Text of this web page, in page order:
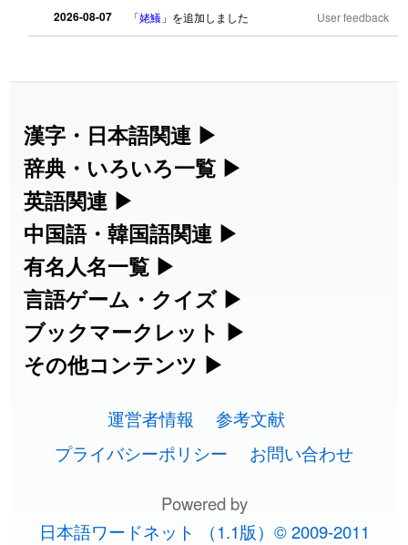
2026-08-07 「姥鱶 」を追加しました User feedback
2026-08-06 「 」のイメージを追加しました
2026-08-06 「 元旦」のイメージを追加しました
2026-08-06 「
2026-08-06
2026-08-06 胆石」のイメージを追加しました
2026-08-06 「下取」のイメージを追加しました
2026-08-06 「無性 」のイメージを追加しました
2026-08-06 「黃」のイメージを追加しました
2026-08-06 「 」のイメージを追加しました User feedback
」のイメージを追加しました
漢字・日本語関連 ▶
漢字の読み方検索、手書き入力、書き順
練習など、日本語学習に役立つツールを
集めています。
人名漢字辞典 - 読み方検索
手書き漢字入力
漢字の書き方・書き順 書き取り練習
ひらがなの書き方・書き順
カタカナの書き方・書き順
辞典・いろいろ一覧 ▶
部首・画数別の漢字一覧、熟語辞典、地
名・駅名検索など、各種リファレンスツ
ールです。
部首画数別漢字一覧
常用漢字一覧
画数別なまえ漢字一覧
名前イメージイラスト一覧
英語関連 ▶
カタカナ語・略語の意味検索、発音記
号、リスニング練習など英語学習ツール
です。
カタカナ語の意味・発音・類語辞典
英語の発音記号一覧
英単語リスニングテスト
英語の意味・発音の違い
中国語・韓国語関連 ▶
中国語のピンイン変換、韓国語の手書き
入力など、アジア言語学習ツールです。
手書き中国語入力 変換ツール
韓国語手書き入力
外国語翻訳ツール
有名人名一覧 ▶
海外セレブやスポーツ選手の名前の読み
方・発音を確認できます。
海外有名人の苗字・名前一覧と発音
プレミアリーグ選手名一覧
WEリーグ選手名一覧
言語ゲーム・クイズ ▶
四字熟語パズルや漢字クイズなど、楽し
みながら学べるゲームです。
有名人名前読みクイズ（毎日更新）
四字熟語デイリー穴埋めクイズ（毎日
ブックマークレット ▶
ブラウザに登録して、どのサイトからで
す。
漢字読み方検索ブックマークレット
英語・カタカナ語意味検索ブックマー
その他コンテンツ ▶
その他の便利ツールです。
絵文字の意味と使い方
トレンドワード・イメージギャラリ
運営者情報
参考文献
プライバシーポリシー
お問い合わせ
Powered by
日本語ワードネット （1.1版）© 2009-2011